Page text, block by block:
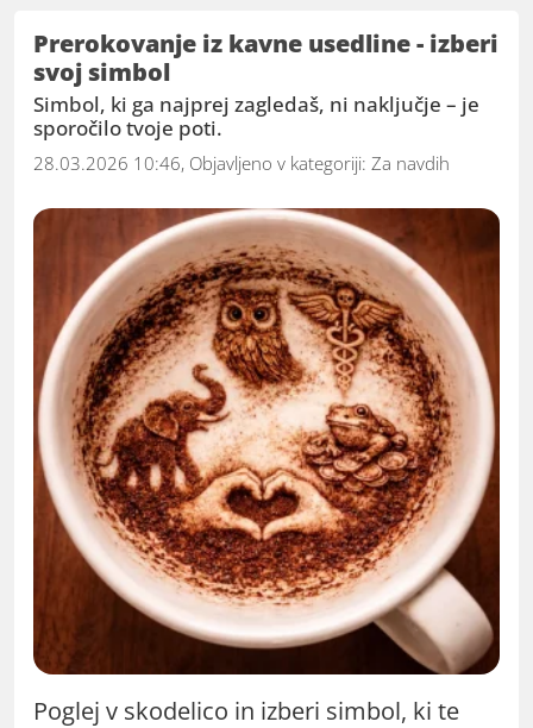
Prerokovanje iz kavne usedline - izberi
svoj simbol
Simbol, ki ga najprej zagledaš, ni naključje – je
sporočilo tvoje poti.
28.03.2026 10:46, Objavljeno v kategoriji: Za navdih
Poglej v skodelico in izberi simbol, ki te